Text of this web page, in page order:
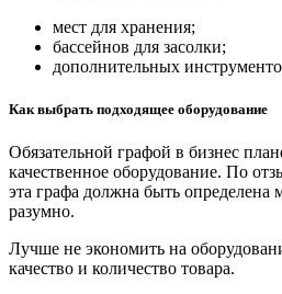
мест для хранения;
бассейнов для засолки;
дополнительных
Как выбрать подходящее оборудование
Обязательной графой в бизнес
качественное оборудование. По
эта графа должна быть определена
разумно.
Лучше не экономить на
качество и количество товара.